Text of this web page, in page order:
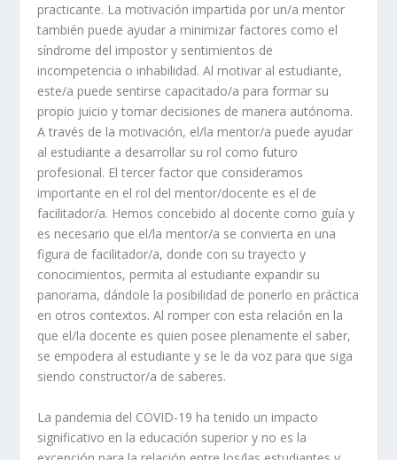
practicante. La motivación impartida por un/a mentor
también puede ayudar a minimizar factores como el
síndrome del impostor y sentimientos de
incompetencia o inhabilidad. Al motivar al estudiante,
este/a puede sentirse capacitado/a para formar su
propio juicio y tomar decisiones de manera autónoma.
A través de la motivación, el/la mentor/a puede ayudar
al estudiante a desarrollar su rol como futuro
profesional. El tercer factor que consideramos
importante en el rol del mentor/docente es el de
facilitador/a. Hemos concebido al docente como guía y
es necesario que el/la mentor/a se convierta en una
figura de facilitador/a, donde con su trayecto y
conocimientos, permita al estudiante expandir su
panorama, dándole la posibilidad de ponerlo en práctica
en otros contextos. Al romper con esta relación en la
que el/la docente es quien posee plenamente el saber,
se empodera al estudiante y se le da voz para que siga
siendo constructor/a de saberes.
La pandemia del COVID-19 ha tenido un impacto
significativo en la educación superior y no es la